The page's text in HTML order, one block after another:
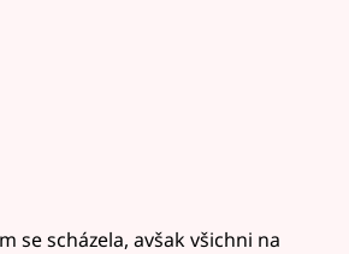
se scházela, avšak všichni na